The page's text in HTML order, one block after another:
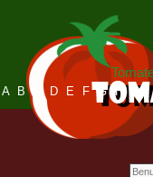
A B C D E F G H I J